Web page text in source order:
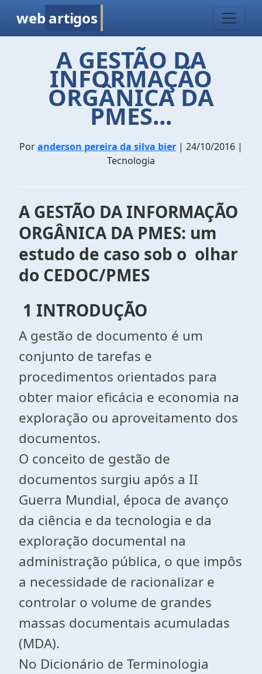
web artigos
A GESTÃO DA
INFORMAÇÃO
ORGÂNICA DA
PMES...
Poranderson pereira da silva bier | 24/10/2016 |
Tecnologia
A GESTÃO DA INFORMAÇÃO
ORGÂNICA DA PMES: um
estudo de caso sob o olhar
do CEDOC/PMES
1 INTRODUÇÃO
A gestão de documento é um
conjunto de tarefas e
procedimentos orientados para
obter maior eficácia e economia na
exploração ou aproveitamento dos
documentos.
O conceito de gestão de
documentos surgiu após a II
Guerra Mundial, época de avanço
da ciência e da tecnologia e da
exploração documental na
administração pública, o que impôs
a necessidade de racionalizar e
controlar o volume de grandes
massas documentais acumuladas
(MDA).
No Dicionário de Terminologia